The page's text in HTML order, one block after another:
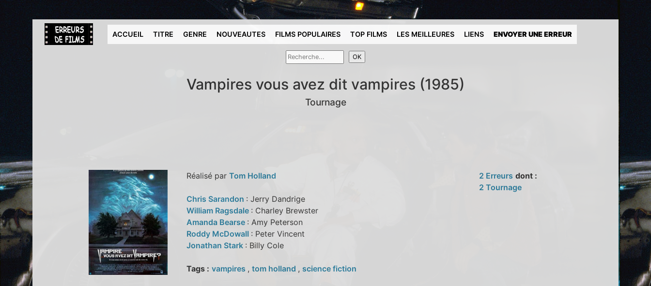
ACCUEIL TITRE GENRE NOUVEAUTES FILMS POPULAIRES TOP FILMS LES MEILLEURES LIENS ENVOYER UNE ERREUR
Vampires vous avez dit vampires (1985)
Tournage
Réalisé par Tom Holland
Chris Sarandon : Jerry Dandrige
William Ragsdale : Charley Brewster
Amanda Bearse : Amy Peterson
Roddy McDowall : Peter Vincent
Jonathan Stark : Billy Cole
Tags : vampires , tom holland , science fiction
2 Erreurs dont :
2 Tournage